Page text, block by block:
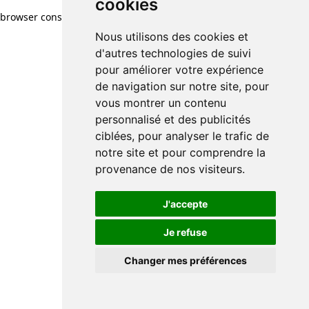
cookies
Nous utilisons des cookies et
d'autres technologies de suivi
pour améliorer votre expérience
de navigation sur notre site, pour
vous montrer un contenu
personnalisé et des publicités
ciblées, pour analyser le trafic de
notre site et pour comprendre la
provenance de nos visiteurs.
J'accepte
Je refuse
Changer mes préférences
browser console for more information)